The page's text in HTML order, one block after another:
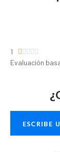
1     
Evaluación
ESCRIBE